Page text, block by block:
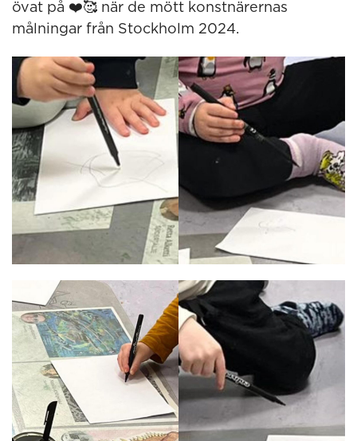
övat på ❤️🥰 när de mött konstnärernas
målningar från Stockholm 2024.